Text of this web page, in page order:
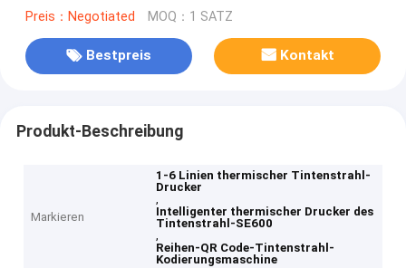
Preis：Negotiated MOQ：1 SATZ
Bestpreis Kontakt
Produkt-Beschreibung
Markieren
1-6 Linien thermischer Tintenstrahl-
Drucker
,
Intelligenter thermischer Drucker des
Tintenstrahl-SE600
,
Reihen-QR Code-Tintenstrahl-
Kodierungsmaschine